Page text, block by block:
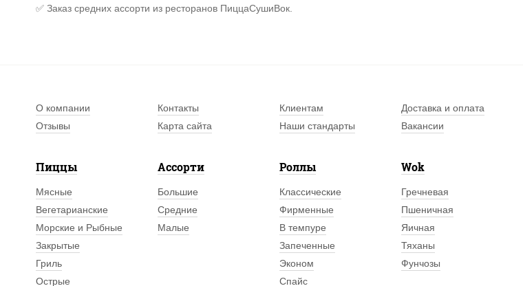
✅ Заказ средних ассорти из ресторанов ПиццаСушиВок.
О компании Контакты Клиентам Доставка и оплата
Отзывы
Карта сайта Наши стандарты Вакансии
Пиццы
Мясные
Вегетарианские
Морские и Рыбные
Закрытые
Гриль
Острые
Ассорти
Большие
Средние
Малые
Роллы
Классические
Фирменные
В темпуре
Запеченные
Эконом
Спайс
Wok
Гречневая
Пшеничная
Яичная
Тяханы
Фунчозы